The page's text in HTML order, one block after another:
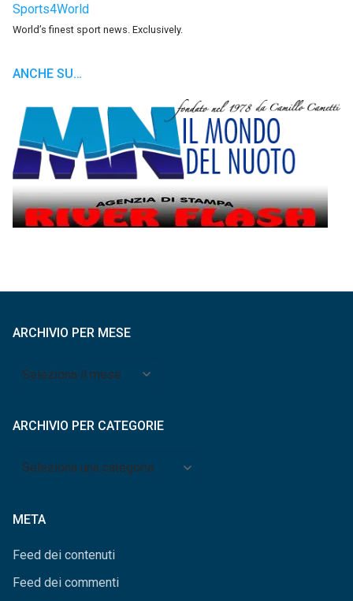
Sports4World
World’s finest sport news. Exclusively.
ANCHE SU…
ARCHIVIO PER MESE
Archivio
ARCHIVIO PER CATEGORIE
Archivio
META
Feed dei contenuti
Feed dei commenti